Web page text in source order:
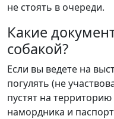
не стоять в очереди.
Какие
собакой?
Если вы ведете на
погулять (не
пустят на
намордника и